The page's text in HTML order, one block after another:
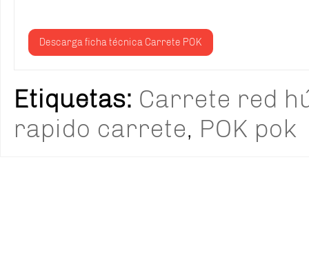
Descarga ficha técnica Carrete POK
Etiquetas: Carrete red
rapido carrete, POK pok